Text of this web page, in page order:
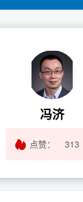
冯济
点赞： 313